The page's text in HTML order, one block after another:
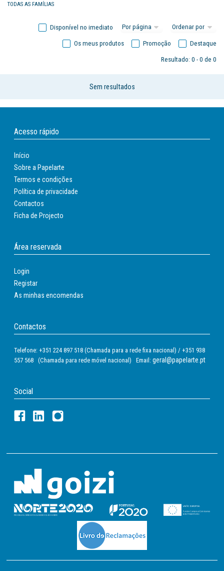
TODAS AS FAMÍLIAS
Disponível no imediato
Destaque
Promoção
Os meus produtos
Resultado: 0 - 0 de 0
Sem resultados
Acesso rápido
Início
Sobre a Papelarte
Termos e condições
Política de privacidade
Contactos
Ficha de Projecto
Área reservada
Login
Registar
As minhas encomendas
Contactos
Telefone: +351 224 897 518 (Chamada para a rede fixa nacional) / +351 938
557 568 (Chamada para rede móvel nacional) Email: geral@papelarte.pt
Social